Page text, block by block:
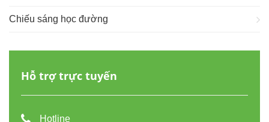
Chiếu sáng học đường
Hỗ trợ trực tuyến
Hotline